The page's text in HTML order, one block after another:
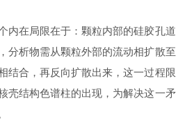
内在局限在于：颗粒内部的硅胶孔道
分析物需从颗粒外部的流动相扩散至
结合，再反向扩散出来，这一过程限
壳结构色谱柱的出现，为解决这一矛